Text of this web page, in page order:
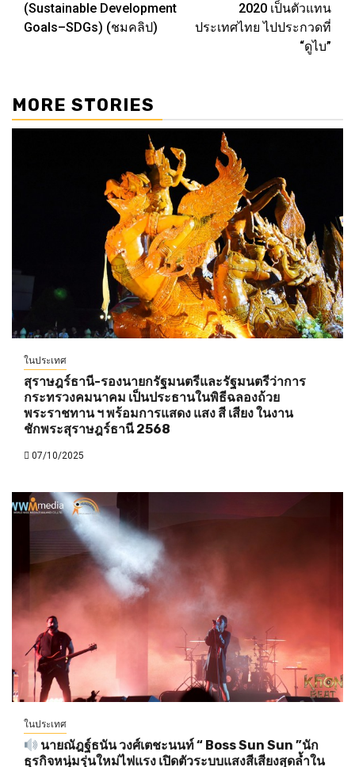
(Sustainable Development
Goals–SDGs) (ชมคลิป)
2020 เป็นตัวแทน
ประเทศไทย ไปประกวดที่
“ดูไบ”
MORE STORIES
ในประเทศ
สุราษฎร์ธานี-รองนายกรัฐมนตรีและรัฐมนตรีว่าการ
กระทรวงคมนาคม เป็นประธานในพิธีฉลองถ้วย
พระราชทาน ฯ พร้อมการแสดง แสง สี เสียง ในงาน
ชักพระสุราษฎร์ธานี 2568
07/10/2025
ในประเทศ
นายณัฎฐ์ธนัน วงศ์เตชะนนท์ “ Boss Sun Sun ”นัก
ธุรกิจหนุ่มรุ่นใหม่ไฟแรง เปิดตัวระบบแสงสีเสียงสุดล้ำใน